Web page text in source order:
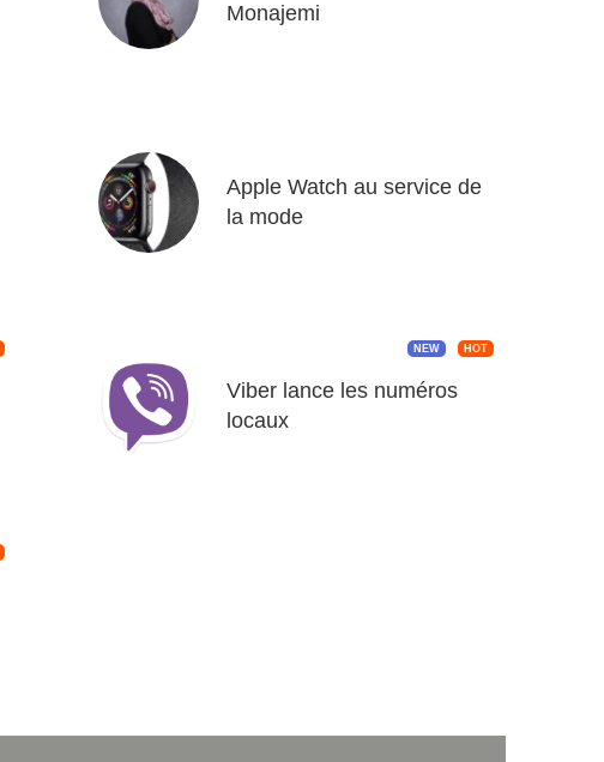
Monajemi
Apple Watch au service de
la mode
NEW HOT
Viber lance les numéros
locaux